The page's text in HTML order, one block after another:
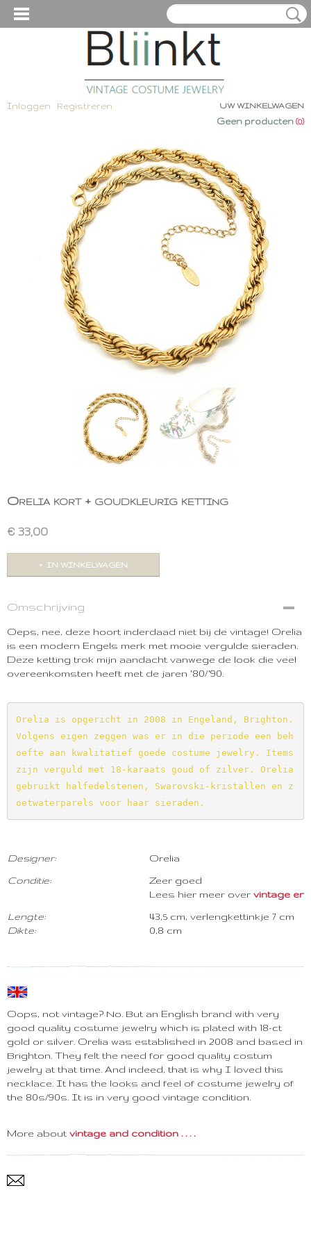
Inloggen Registreren UW WINKELWAGEN
Geen producten (0)
Orelia kort + goudkleurig ketting
€ 33,00
IN WINKELWAGEN
Omschrijving
Oeps, nee, deze hoort inderdaad niet bij de vintage! Orelia
is een modern Engels merk met mooie vergulde sieraden.
Deze ketting trok mijn aandacht vanwege de look die veel
overeenkomsten heeft met de jaren '80/'90.
Orelia is opgericht in 2008 in Engeland, Brighton.
Volgens eigen zeggen was er in die periode een beh
oefte aan kwalitatief goede costume jewelry. Items
zijn verguld met 18-karaats goud of zilver. Orelia
gebruikt halfedelstenen, Swarovski-kristallen en z
oetwaterparels voor haar sieraden.
Designer:
Conditie:
Lengte:
Dikte:
Orelia
Zeer goed
Lees hier meer over vintage en
43,5 cm, verlengkettinkje 7 cm
0,8 cm
Oops, not vintage? No. But an English brand with very
good quality costume jewelry which is plated with 18-ct
gold or silver. Orelia was established in 2008 and based in
Brighton. They felt the need for good quality costum
jewelry at that time. And indeed, that is why I loved this
necklace. It has the looks and feel of costume jewelry of
the 80s/90s. It is in very good vintage condition.
More about vintage and condition . . . .